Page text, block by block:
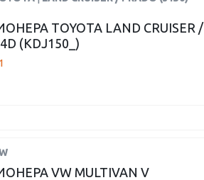
TOYOTA LAND CRUISER /
(KDJ150_)
VW MULTIVAN V